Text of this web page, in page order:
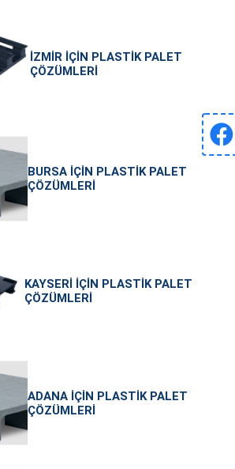
İZMIR İÇIN PLASTIK PALET
ÇÖZÜMLERI
BURSA İÇIN PLASTIK PALET
ÇÖZÜMLERI
KAYSERI İÇIN PLASTIK PALET
ÇÖZÜMLERI
ADANA İÇIN PLASTIK PALET
ÇÖZÜMLERI